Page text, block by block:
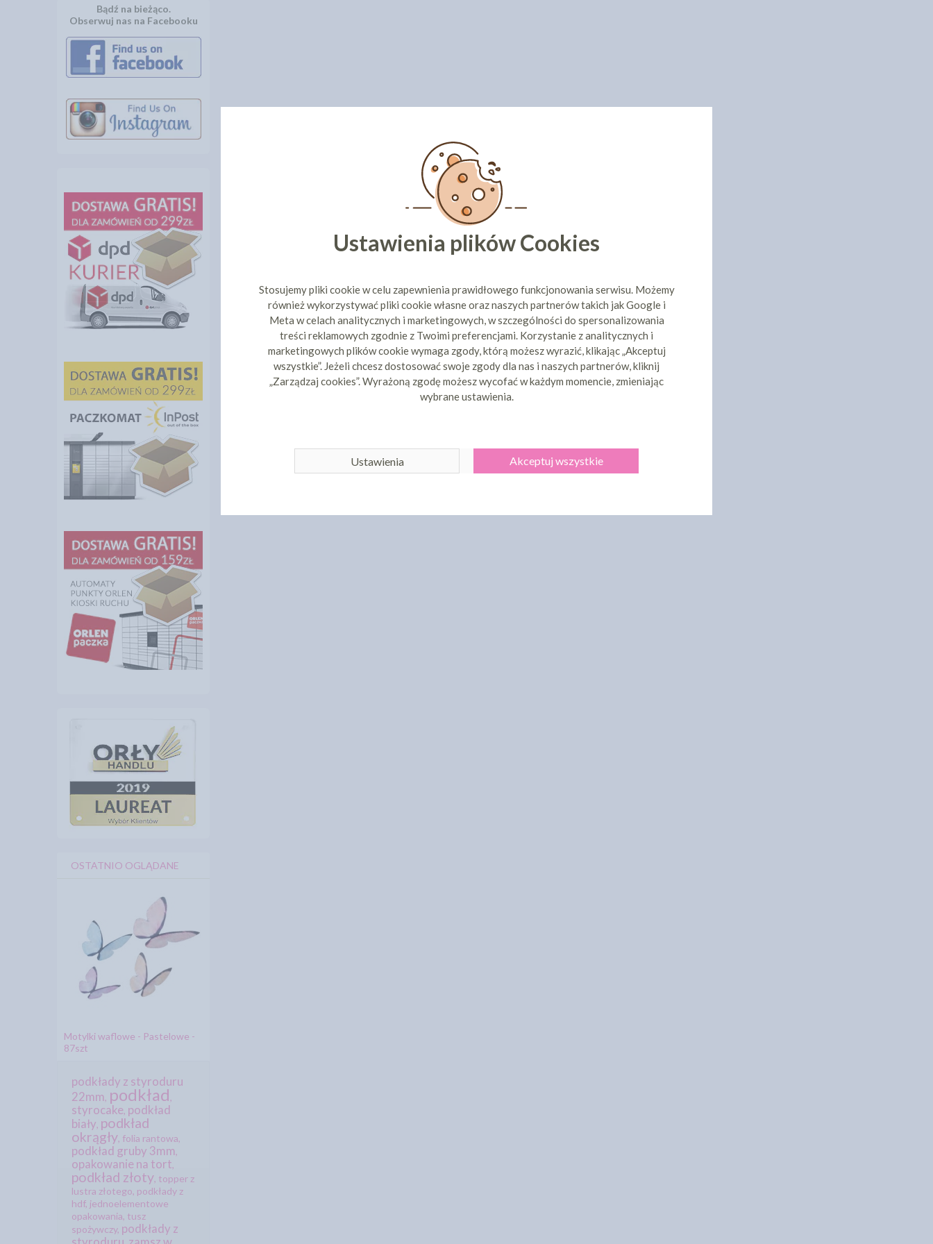
Bądź na bieżąco.
Obserwuj nas na Facebooku
OSTATNIO OGLĄDANE
Motylki waflowe - Pastelowe -
87szt
podkłady z styroduru
22mm, podkład,
styrocake, podkład
biały, podkład
okrągły, folia rantowa,
podkład gruby 3mm,
opakowanie na tort,
podkład złoty, topper z
lustra złotego, podkłady z
hdf, jednoelementowe
opakowania, tusz
spożywczy, podkłady z
Ustawienia plików Cookies
Stosujemy pliki cookie w celu zapewnienia prawidłowego funkcjonowania serwisu. Możemy
również wykorzystywać pliki cookie własne oraz naszych partnerów takich jak Google i
Meta w celach analitycznych i marketingowych, w szczególności do spersonalizowania
treści reklamowych zgodnie z Twoimi preferencjami. Korzystanie z analitycznych i
marketingowych plików cookie wymaga zgody, którą możesz wyrazić, klikając „Akceptuj
wszystkie”. Jeżeli chcesz dostosować swoje zgody dla nas i naszych partnerów, kliknij
„Zarządzaj cookies”. Wyrażoną zgodę możesz wycofać w każdym momencie, zmieniając
wybrane ustawienia.
Ustawienia Akceptuj wszystkie